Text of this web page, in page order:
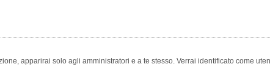
apparirai solo agli amministratori e a te stesso. Verrai identificato come